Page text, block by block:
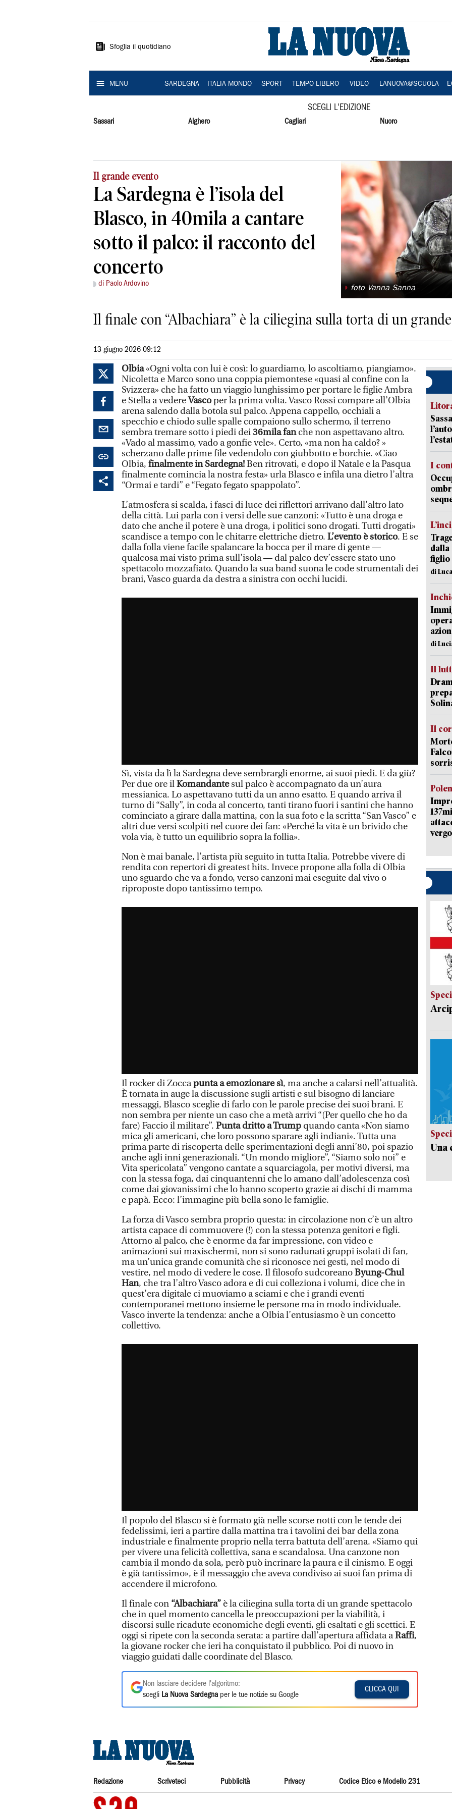
Sardegna
Sfoglia il quotidiano
MENU SARDEGNA ITALIA MONDO SPORT TEMPO LIBERO VIDEO LANUOVA@SCUOLA
SCEGLI L'EDIZIONE
Sassari Alghero Cagliari Nuoro
Il grande evento
La Sardegna è l’isola del
Blasco, in 40mila a cantare
sotto il palco: il racconto del
concerto
di Paolo Ardovino
◗ foto Vanna Sanna
Il finale con “Albachiara” è la ciliegina sulla torta di un
13 giugno 2026 09:12
Olbia«Ogni volta con lui è così: lo guardiamo, lo ascoltiamo, piangiamo».
Nicoletta e Marco sono una coppia piemontese «quasi al confine con la
Svizzera» che ha fatto un viaggio lunghissimo per portare le figlie Ambra
e Stella a vedereVascoper la prima volta. Vasco Rossi compare all’Olbia
arena salendo dalla botola sul palco. Appena cappello, occhiali a
specchio e chiodo sulle spalle compaiono sullo schermo, il terreno
sembra tremare sotto i piedi dei36mila fanche non aspettavano altro.
«Vado al massimo, vado a gonfie vele». Certo, «ma non ha caldo? »
scherzano dalle prime file vedendolo con giubbotto e borchie. «Ciao
Olbia, finalmente in Sardegna!Ben ritrovati, e dopo il Natale e la Pasqua
finalmente comincia la nostra festa» urla Blasco e infila una dietro l’altra
“Ormai e tardi” e “Fegato fegato spappolato”.
L’atmosfera si scalda, i fasci di luce dei riflettori arrivano dall’altro lato
della città. Lui parla con i versi delle sue canzoni: «Tutto è una droga e
dato che anche il potere è una droga, i politici sono drogati. Tutti drogati»
scandisce a tempo con le chitarre elettriche dietro. L’evento è storico. E se
dalla folla viene facile spalancare la bocca per il mare di gente —
qualcosa mai visto prima sull’isola — dal palco dev’essere stato uno
spettacolo mozzafiato. Quando la sua band suona le code strumentali dei
brani, Vasco guarda da destra a sinistra con occhi lucidi.
Sì, vista da lì la Sardegna deve sembrargli enorme, ai suoi piedi. E da giù?
Per due ore ilKomandantesul palco è accompagnato da un’aura
messianica. Lo aspettavano tutti da un anno esatto. E quando arriva il
turno di “Sally”, in coda al concerto, tanti tirano fuori i santini che hanno
cominciato a girare dalla mattina, con la sua foto e la scritta “San Vasco” e
altri due versi scolpiti nel cuore dei fan: «Perché la vita è un brivido che
vola via, è tutto un equilibrio sopra la follia».
Non è mai banale, l’artista più seguito in tutta Italia. Potrebbe vivere di
rendita con repertori di greatest hits. Invece propone alla folla di Olbia
uno sguardo che va a fondo, verso canzoni mai eseguite dal vivo o
riproposte dopo tantissimo tempo.
Il rocker di Zoccapunta a emozionare sì, ma anche a calarsi nell’attualità.
È tornata in auge la discussione sugli artisti e sul bisogno di lanciare
messaggi, Blasco sceglie di farlo con le parole precise dei suoi brani. E
non sembra per niente un caso che a metà arrivi “(Per quello che ho da
fare) Faccio il militare”. Punta dritto a Trump quando canta «Non siamo
mica gli americani, che loro possono sparare agli indiani». Tutta una
prima parte di riscoperta delle sperimentazioni degli anni’80, poi spazio
anche agli inni generazionali. “Un mondo migliore”, “Siamo solo noi” e
Vita spericolata” vengono cantate a squarciagola, per motivi diversi, ma
con la stessa foga, dai cinquantenni che lo amano dall’adolescenza così
come dai giovanissimi che lo hanno scoperto grazie ai dischi di mamma
e papà. Ecco: l’immagine più bella sono le famiglie.
La forza di Vasco sembra proprio questa: in circolazione non c’è un altro
artista capace di commuovere (!) con la stessa potenza genitori e figli.
Attorno al palco, che è enorme da far impressione, con video e
animazioni sui maxischermi, non si sono radunati gruppi isolati di fan,
ma un’unica grande comunità che si riconosce nei gesti, nel modo di
vestire, nel modo di vedere le cose. Il filosofo sudcoreanoByung-Chul
Han, che tra l’altro Vasco adora e di cui colleziona i volumi, dice che in
quest’era digitale ci muoviamo a sciami e che i grandi eventi
contemporanei mettono insieme le persone ma in modo individuale.
Vasco inverte la tendenza: anche a Olbia l’entusiasmo è un concetto
collettivo.
Il popolo del Blasco si è formato già nelle scorse notti con le tende dei
fedelissimi, ieri a partire dalla mattina tra i tavolini dei bar della zona
industriale e finalmente proprio nella terra battuta dell’arena. «Siamo qui
per vivere una felicità collettiva, sana e scandalosa. Una canzone non
cambia il mondo da sola, però può incrinare la paura e il cinismo. E oggi
è già tantissimo», è il messaggio che aveva condiviso ai suoi fan prima di
accendere il microfono.
Il finale con “Albachiara” è la ciliegina sulla torta di un grande spettacolo
che in quel momento cancella le preoccupazioni per la viabilità, i
discorsi sulle ricadute economiche degli eventi, gli esaltati e gli scettici. E
oggi si ripete con la seconda serata: a partire dall’apertura affidata aRaffi,
la giovane rocker che ieri ha conquistato il pubblico. Poi di nuovo in
viaggio guidati dalle coordinate del Blasco.
Non lasciare decidere l'algoritmo:
scegli La Nuova Sardegna per le tue notizie su Google
CLICCA QUI
I
dalla
figlio
di
di
Il
Il
Una
Redazione Scriveteci Pubblicità Privacy Codice Etico e Modello 231